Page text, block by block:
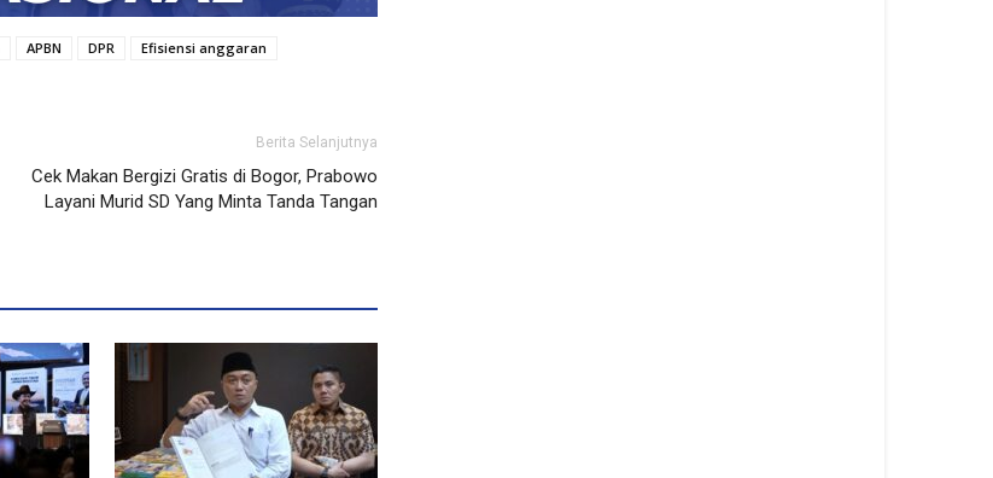
APBN DPR
Efisiensi anggaran
Berita Selanjutnya
Cek Makan Bergizi Gratis di Bogor, Prabowo
Layani Murid SD Yang Minta Tanda Tangan